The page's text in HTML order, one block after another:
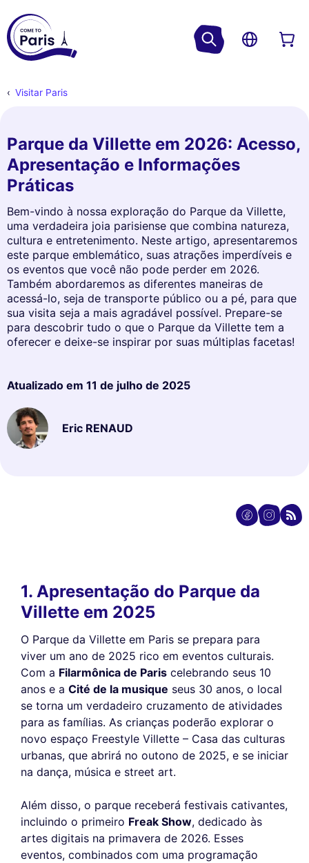
Visitar Paris
Parque da Villette em 2026: Acesso,
Apresentação e Informações
Práticas
Bem-vindo à nossa exploração do Parque da Villette,
uma verdadeira joia parisiense que combina natureza,
cultura e entretenimento. Neste artigo, apresentaremos
este parque emblemático, suas atrações imperdíveis e
os eventos que você não pode perder em 2026.
Também abordaremos as diferentes maneiras de
acessá-lo, seja de transporte público ou a pé, para que
sua visita seja a mais agradável possível. Prepare-se
para descobrir tudo o que o Parque da Villette tem a
oferecer e deixe-se inspirar por suas múltiplas facetas!
Atualizado em 11 de julho de 2025
Eric RENAUD
1. Apresentação do Parque da
Villette em 2025
O Parque da Villette em Paris se prepara para
viver um ano de 2025 rico em eventos culturais.
Com a Filarmônica de Paris celebrando seus 10
anos e a Cité de la musique seus 30 anos, o local
se torna um verdadeiro cruzamento de atividades
para as famílias. As crianças poderão explorar o
novo espaço Freestyle Villette – Casa das culturas
urbanas, que abrirá no outono de 2025, e se iniciar
na dança, música e street art.
Além disso, o parque receberá festivais cativantes,
incluindo o primeiro Freak Show, dedicado às
artes digitais na primavera de 2026. Esses
eventos, combinados com uma programação